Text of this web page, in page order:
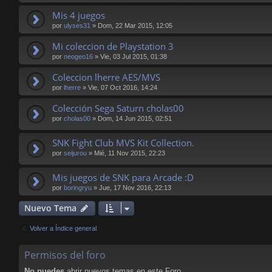
Mis 4 juegos
por ulyses31 » Dom, 22 Mar 2015, 12:05
Mi coleccion de Playstation 3
por neogeo16 » Vie, 03 Jul 2015, 01:38
Coleccion lherre AES/MVS
por lherre » Vie, 07 Oct 2016, 14:24
Colección Sega Saturn cholas00
por cholas00 » Dom, 14 Jun 2015, 02:51
SNK Fight Club MVS Kit Collection.
por seijurou » Mié, 11 Nov 2015, 22:23
Mis juegos de SNK para Arcade :D
por boringryu » Jue, 17 Nov 2016, 22:13
Nuevo Tema
Volver a Índice general
Permisos del foro